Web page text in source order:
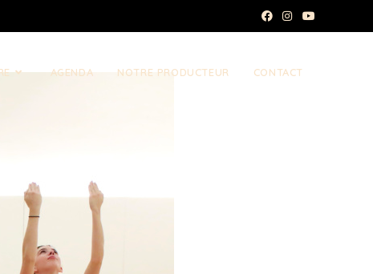
AGENDA NOTRE PRODUCTEUR CONTACT